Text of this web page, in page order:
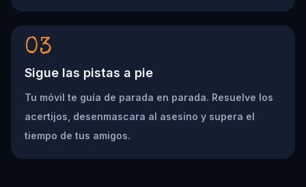
03
Sigue las pistas a pie
Tu móvil te guía de parada en parada. Resuelve los
acertijos, desenmascara al asesino y supera el
tiempo de tus amigos.